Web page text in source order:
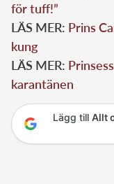
för tuff!”
LÄS MER: Prins
kung
LÄS MER:
karantänen
Lägg till Allt